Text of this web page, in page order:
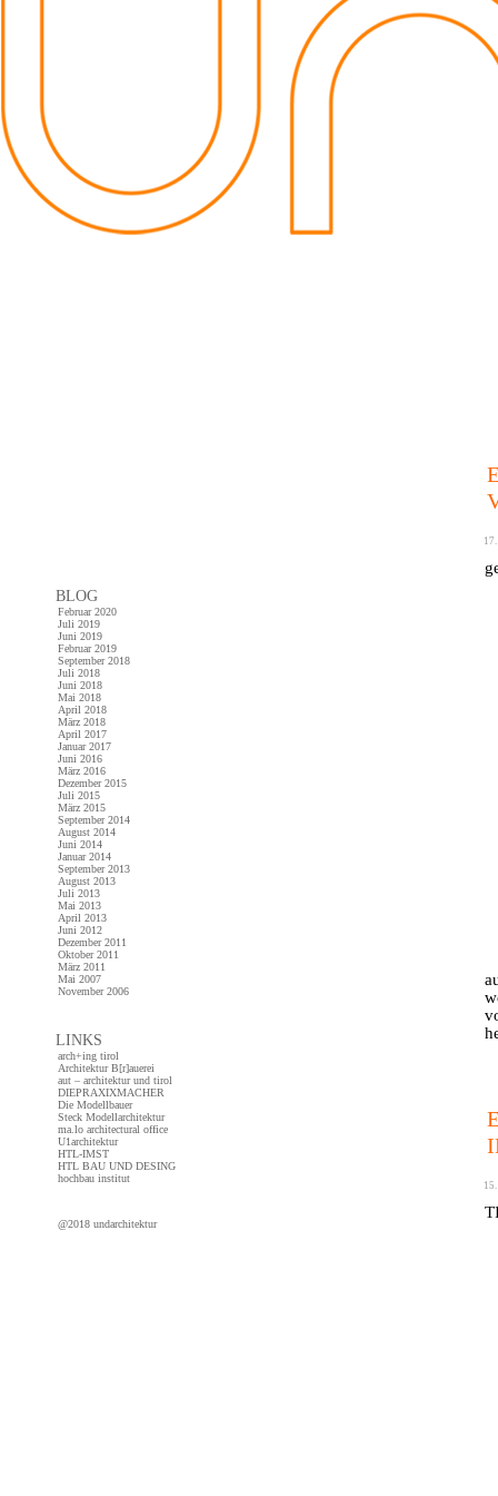
BLOG
Februar 2020
Juli 2019
Juni 2019
Februar 2019
September 2018
Juli 2018
Juni 2018
Mai 2018
April 2018
März 2018
April 2017
Januar 2017
Juni 2016
März 2016
Dezember 2015
Juli 2015
März 2015
September 2014
August 2014
Juni 2014
Januar 2014
September 2013
August 2013
Juli 2013
Mai 2013
April 2013
Juni 2012
Dezember 2011
Oktober 2011
März 2011
Mai 2007
November 2006
LINKS
arch+ing tirol
Architektur B[r]auerei
aut – architektur und tirol
DIEPRAXIXMACHER
Die Modellbauer
Steck Modellarchitektur
ma.lo architectural office
U1architektur
HTL-IMST
HTL BAU UND DESING
hochbau institut
@2018 undarchitektur